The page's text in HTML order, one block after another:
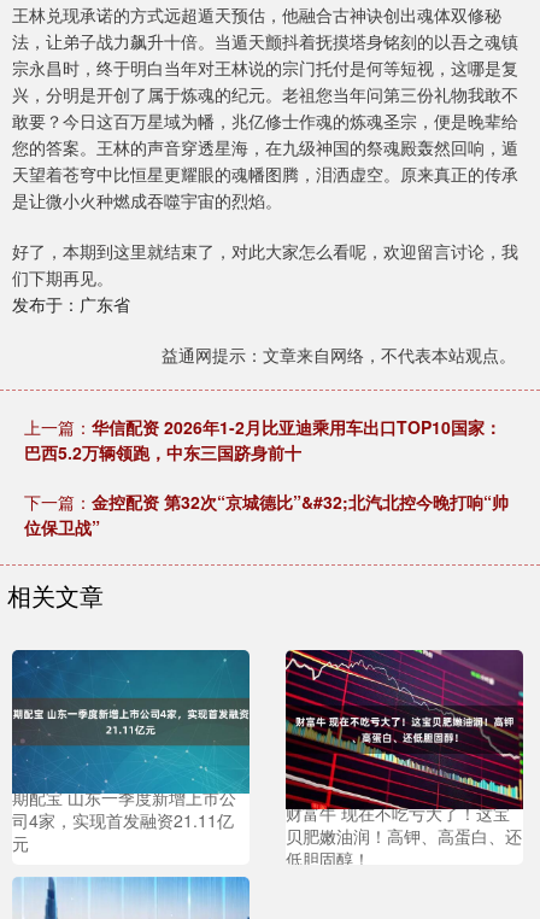
王林兑现承诺的方式远超遁天预估，他融合古神诀创出魂体双修秘
法，让弟子战力飙升十倍。当遁天颤抖着抚摸塔身铭刻的以吾之魂镇
宗永昌时，终于明白当年对王林说的宗门托付是何等短视，这哪是复
兴，分明是开创了属于炼魂的纪元。老祖您当年问第三份礼物我敢不
敢要？今日这百万星域为幡，兆亿修士作魂的炼魂圣宗，便是晚辈给
您的答案。王林的声音穿透星海，在九级神国的祭魂殿轰然回响，遁
天望着苍穹中比恒星更耀眼的魂幡图腾，泪洒虚空。原来真正的传承
是让微小火种燃成吞噬宇宙的烈焰。
好了，本期到这里就结束了，对此大家怎么看呢，欢迎留言讨论，我
们下期再见。
发布于：广东省
益通网提示：文章来自网络，不代表本站观点。
上一篇： 华信配资 2026年1-2月比亚迪乘用车出口TOP10国家：
巴西5.2万辆领跑，中东三国跻身前十
下一篇： 金控配资 第32次“京城德比”&#32;北汽北控今晚打响“帅
位保卫战”
相关文章
期配宝 山东一季度新增上市公
司4家，实现首发融资21.11亿
元
财富牛 现在不吃亏大了！这宝
贝肥嫩油润！高钾、高蛋白、还
低胆固醇！